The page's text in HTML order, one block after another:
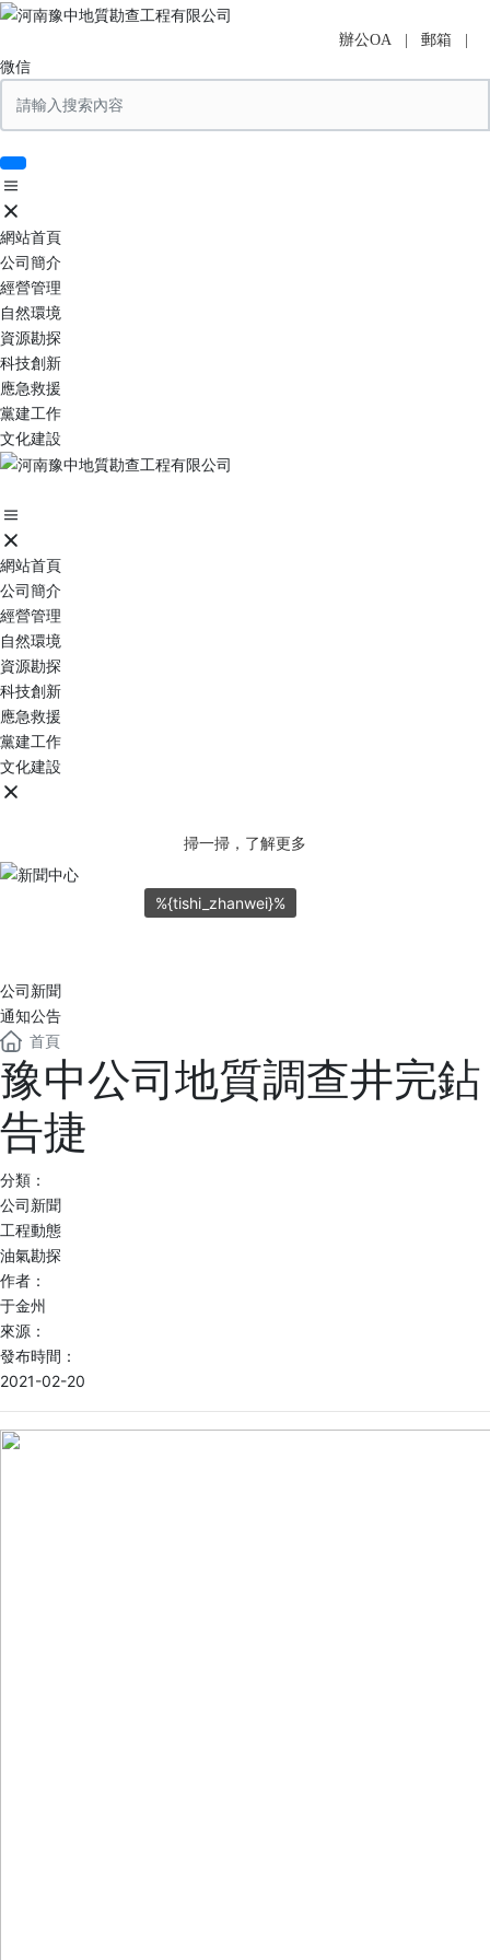
辦公OA | 郵箱 |
微信
%{tishi_zhanwei}%
網站首頁
公司簡介
經營管理
自然環境
資源勘探
科技創新
應急救援
黨建工作
文化建設
網站首頁
公司簡介
經營管理
自然環境
資源勘探
科技創新
應急救援
黨建工作
文化建設
掃一掃，了解更多
新聞中心
公司新聞
通知公告
首頁
豫中公司地質調查井完鉆
告捷
分類：
公司新聞
工程動態
油氣勘探
作者：
于金州
來源：
發布時間：
2021-02-20